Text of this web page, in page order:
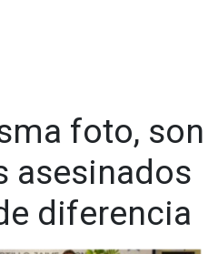
foto, son
asesinados
diferencia